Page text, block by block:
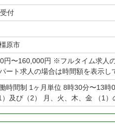
付
原市
円〜160,000円 ※フルタイム求人
ート求人の場合は時間額を表示し
時間制 1ヶ月単位 8時30分〜13時
）及び（2） 月、火、木、金 （1）